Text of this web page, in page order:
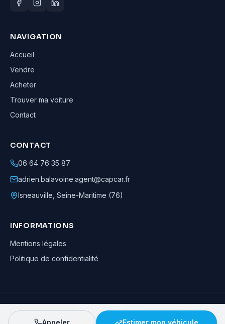
NAVIGATION
Accueil
Vendre
Acheter
Trouver ma voiture
Contact
CONTACT
06 64 76 35 87
adrien.balavoine.agent@capcar.fr
Isneauville Seine-Maritime (76)
INFORMATIONS
Mentions légales
Politique de confidentialité
Adrien Balavoine—Agent automobile CapCar, Agent formateur· ©
· Tous droits réservés
Appeler Estimer mon véhicule